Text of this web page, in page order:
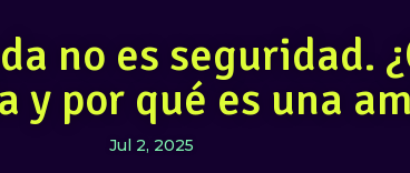
no es seguridad.
y por qué es una
Jul 2, 2025